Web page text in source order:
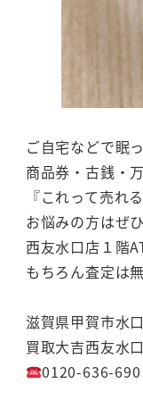
ご自宅などで眠
商品券・古銭・
『これって売れ
お悩みの方はぜ
西友水口店１階
もちろん査定は
滋賀県甲賀市水
買取大吉西友水
0120-636-690